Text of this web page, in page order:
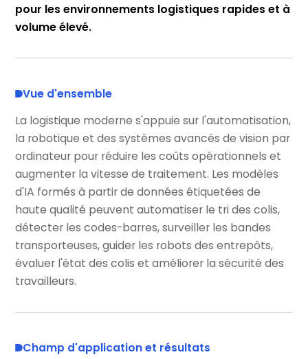
pour les environnements logistiques rapides et à
volume élevé.
Vue d'ensemble
La logistique moderne s'appuie sur l'automatisation,
la robotique et des systèmes avancés de vision par
ordinateur pour réduire les coûts opérationnels et
augmenter la vitesse de traitement. Les modèles
d'IA formés à partir de données étiquetées de
haute qualité peuvent automatiser le tri des colis,
détecter les codes-barres, surveiller les bandes
transporteuses, guider les robots des entrepôts,
évaluer l'état des colis et améliorer la sécurité des
travailleurs.
Champ d'application et résultats